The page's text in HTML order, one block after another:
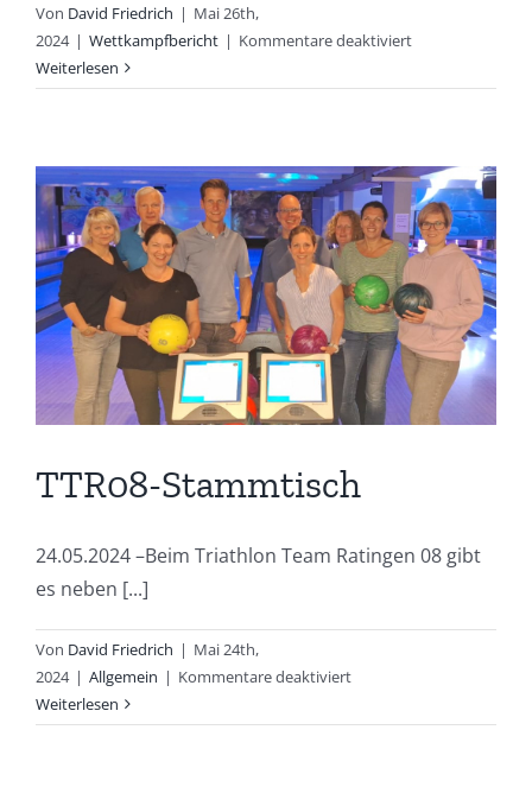
Von David Friedrich | Mai 26th,
2024 | Wettkampfbericht | Kommentare deaktiviertfür
„Rund
Weiterlesen
TTR08-Stammtisch
24.05.2024 –Beim Triathlon Team Ratingen 08 gibt
es neben [...]
Von David Friedrich | Mai 24th,
2024 | Allgemein | Kommentare deaktiviertfür
Stammtisch
Weiterlesen